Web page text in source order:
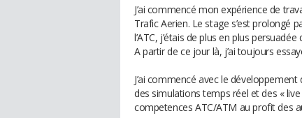
J’ai commencé mon expérience de
Trafic Aerien. Le stage s’est prolongé
l’ATC, j’étais de plus en plus
A partir de ce jour là, j’ai toujours
J’ai commencé avec le
des simulations temps réel et des «
competences ATC/ATM au profit des